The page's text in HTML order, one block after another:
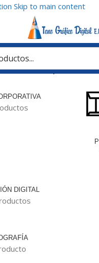
Skip to main content
etiquetados
DIGITAL